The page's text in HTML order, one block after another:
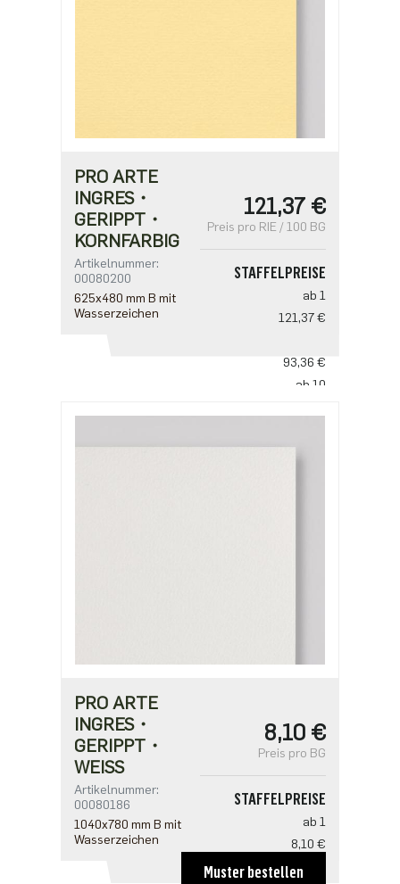
PRO ARTE
INGRES・
GERIPPT・
KORNFARBIG
Artikelnummer:
00080200
625x480 mm B mit
Wasserzeichen
121,37 €
Preis pro RIE / 100 BG
STAFFELPREISE
ab 1
121,37 €
93,36 €
ab 10
PRO ARTE
INGRES・
GERIPPT・
WEISS
Artikelnummer:
00080186
1040x780 mm B mit
Wasserzeichen
8,10 €
Preis pro BG
STAFFELPREISE
ab 1
8,10 €
ab 100
Muster bestellen